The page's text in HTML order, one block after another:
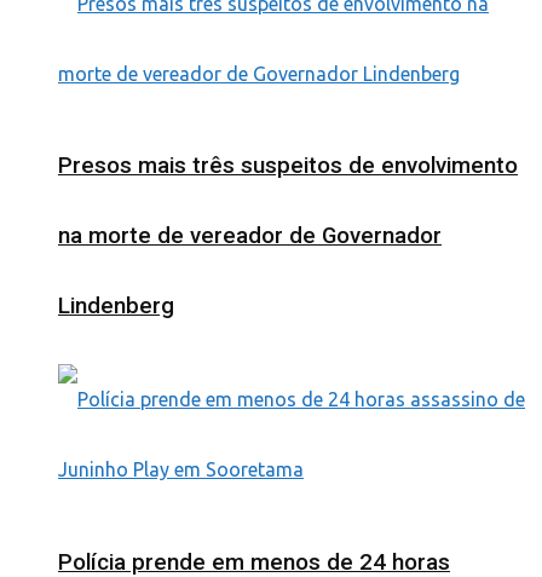
Presos mais três suspeitos de envolvimento
na morte de vereador de Governador
Lindenberg
Polícia prende em menos de 24 horas